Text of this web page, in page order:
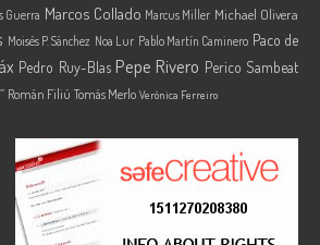
Guerra Marcos Collado Marcus Miller Michael Olivera
Moisés P. Sánchez Noa Lur Pablo Martín Caminero Paco de
Pedro Ruy-Blas Pepe Rivero Perico Sambeat
Román Filiú Tomás Merlo Verónica Ferreiro